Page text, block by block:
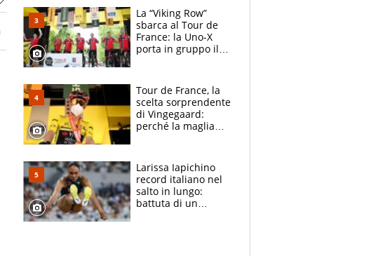
mirino
La “Viking Row”
sbarca al Tour de
France: la Uno-X
porta in gruppo il
compagni
Tour de France, la
scelta sorprendente
di Vingegaard:
perché la maglia
rischio da evitare
Larissa Iapichino
record italiano nel
salto in lungo:
battuta di un